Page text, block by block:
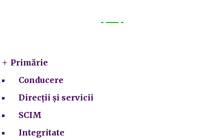
Primărie
Conducere
Direcții și servicii
SCIM
Integritate